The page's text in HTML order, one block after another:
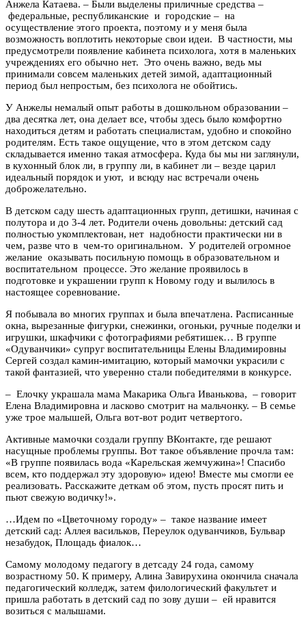
Анжела Катаева. – Были выделены приличные средства –
федеральные, республиканские и городские – на
осуществление этого проекта, поэтому и у меня была
возможность воплотить некоторые свои идеи. В частности, мы
предусмотрели появление кабинета психолога, хотя в маленьких
учреждениях его обычно нет. Это очень важно, ведь мы
принимали совсем маленьких детей зимой, адаптационный
период был непростым, без психолога не обойтись.
У Анжелы немалый опыт работы в дошкольном образовании –
два десятка лет, она делает все, чтобы здесь было комфортно
находиться детям и работать специалистам, удобно и спокойно
родителям. Есть такое ощущение, что в этом детском саду
складывается именно такая атмосфера. Куда бы мы ни заглянули,
в кухонный блок ли, в группу ли, в кабинет ли – везде царил
идеальный порядок и уют, и всюду нас встречали очень
доброжелательно.
В детском саду шесть адаптационных групп, детишки, начиная с
полутора и до 3-4 лет. Родители очень довольны: детский сад
полностью укомплектован, нет надобности практически ни в
чем, разве что в чем-то оригинальном. У родителей огромное
желание оказывать посильную помощь в образовательном и
воспитательном процессе. Это желание проявилось в
подготовке и украшении групп к Новому году и вылилось в
настоящее соревнование.
Я побывала во многих группах и была впечатлена. Расписанные
окна, вырезанные фигурки, снежинки, огоньки, ручные поделки и
игрушки, шкафчики с фотографиями ребятишек… В группе
«Одуванчики» супруг воспитательницы Елены Владимировны
Сергей создал камин-имитацию, который мамочки украсили с
такой фантазией, что уверенно стали победителями в конкурсе.
– Елочку украшала мама Макарика Ольга Иванькова, – говорит
Елена Владимировна и ласково смотрит на мальчонку. – В семье
уже трое малышей, Ольга вот-вот родит четвертого.
Активные мамочки создали группу ВКонтакте, где решают
насущные проблемы группы. Вот такое объявление прочла там:
«В группе появилась вода «Карельская жемчужина»! Спасибо
всем, кто поддержал эту здоровую» идею! Вместе мы смогли ее
реализовать. Расскажите деткам об этом, пусть просят пить и
пьют свежую водичку!».
…Идем по «Цветочному городу» – такое название имеет
детский сад: Аллея васильков, Переулок одуванчиков, Бульвар
незабудок, Площадь фиалок…
Самому молодому педагогу в детсаду 24 года, самому
возрастному 50. К примеру, Алина Завирухина окончила сначала
педагогический колледж, затем филологический факультет и
пришла работать в детский сад по зову души – ей нравится
возиться с малышами.